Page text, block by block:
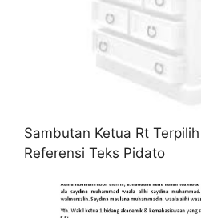
Sambutan Ketua Rt
Referensi Teks Pidato